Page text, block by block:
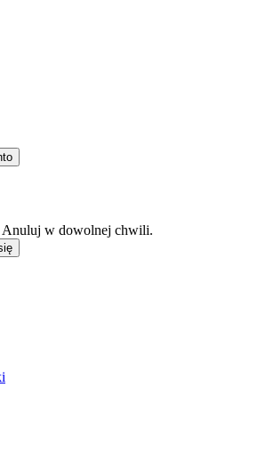
w dowolnej chwili.